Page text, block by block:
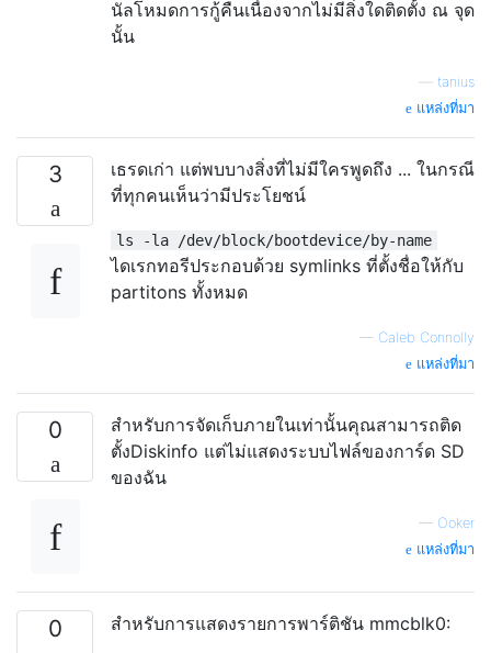
นัลโหมดการกู้คืนเนื่องจากไม่มีสิ่งใดติดตั้ง ณ จุด
นั้น
tanius
แหล่งที่มา
3
เธรดเก่า แต่พบบางสิ่งที่ไม่มีใครพูดถึง ... ในกรณี
ที่ทุกคนเห็นว่ามีประโยชน์
ls -la /dev/block/bootdevice/by-name
ไดเรกทอรีประกอบด้วย symlinks ที่ตั้งชื่อให้กับ
partitons ทั้งหมด
— Caleb Connolly
แหล่งที่มา
0
สำหรับการจัดเก็บภายในเท่านั้นคุณสามารถติด
ตั้งDiskinfo แต่ไม่แสดงระบบไฟล์ของการ์ด SD
ของฉัน
— Ooker
แหล่งที่มา
0
สำหรับการแสดงรายการพาร์ติชัน mmcblk0: